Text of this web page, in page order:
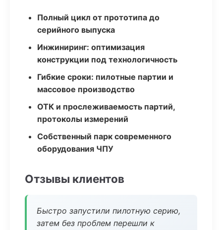
Полный цикл от прототипа до
серийного выпуска
Инжиниринг: оптимизация
конструкции под технологичность
Гибкие сроки: пилотные партии и
массовое производство
ОТК и прослеживаемость партий,
протоколы измерений
Собственный парк современного
оборудования ЧПУ
Отзывы клиентов
Быстро запустили пилотную серию,
затем без проблем перешли к